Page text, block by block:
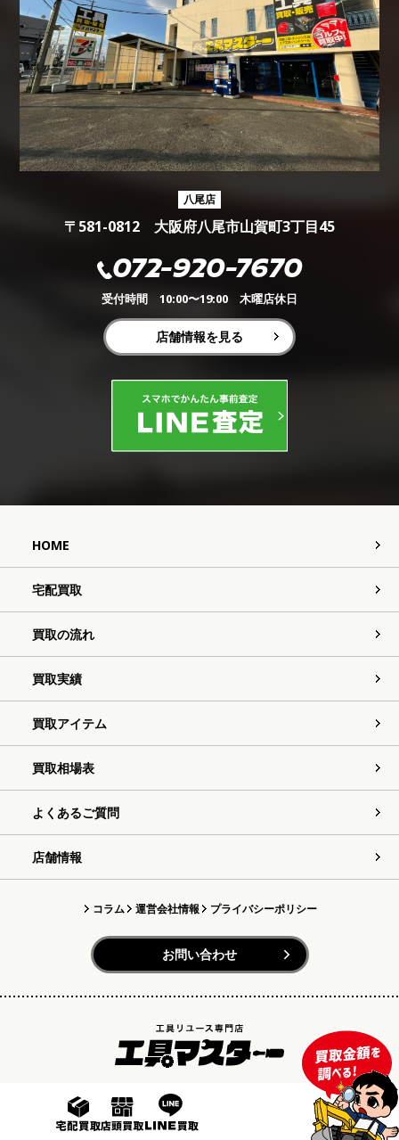
八尾店
〒581-0812 大阪府八尾市山賀町3丁目45
072-920-7670
受付時間 10:00〜19:00 木曜店休日
店舗情報を見る
HOME
宅配買取
買取の流れ
買取実績
買取アイテム
買取相場表
よくあるご質問
店舗情報
コラム 運営会社情報 プライバシーポリシー
お問い合わせ
Copyright (C) 2023 工具マスター All rights reserved.